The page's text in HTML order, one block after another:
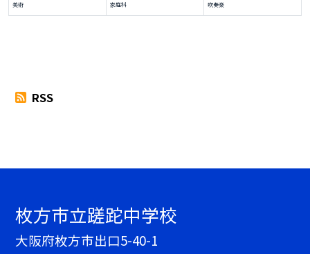
美術 家庭科 吹奏楽
RSS
枚方市立蹉跎中学校
大阪府枚方市出口5-40-1